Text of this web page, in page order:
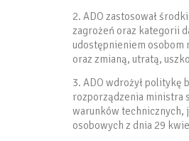
2. ADO zastosował
zagrożeń oraz kategorii
udostępnieniem osobom
oraz zmianą, utratą,
3. ADO wdrożył politykę
rozporządzenia ministra
warunków technicznych,
osobowych z dnia 29